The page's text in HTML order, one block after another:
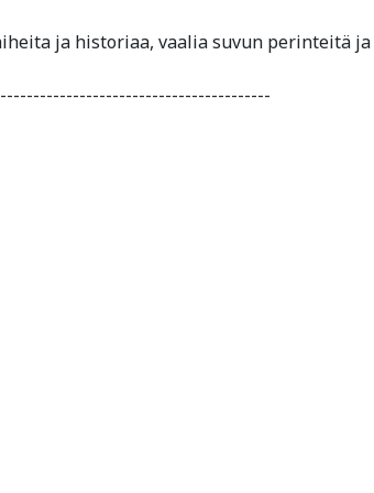
ja historiaa, vaalia suvun perinteitä